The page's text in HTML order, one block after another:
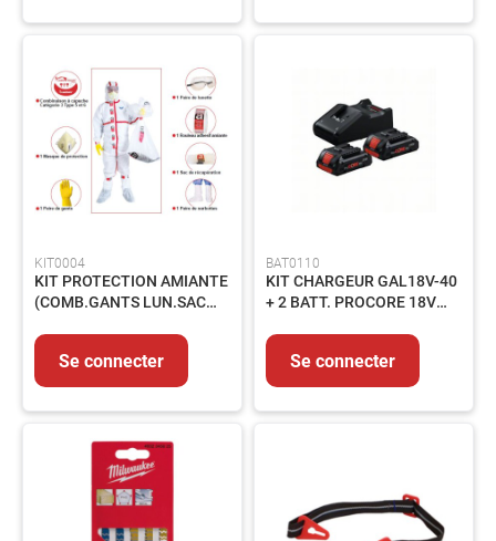
mesures
Nos
produits
Catalogues
Saisonnier
Promotions
À
propos
Contact
KIT0004
KIT PROTECTION AMIANTE
(COMB.GANTS LUN.SAC
Se connecter
BAT0110
KIT CHARGEUR GAL18V-40
+ 2 BATT. PROCORE 18V
Se connecter